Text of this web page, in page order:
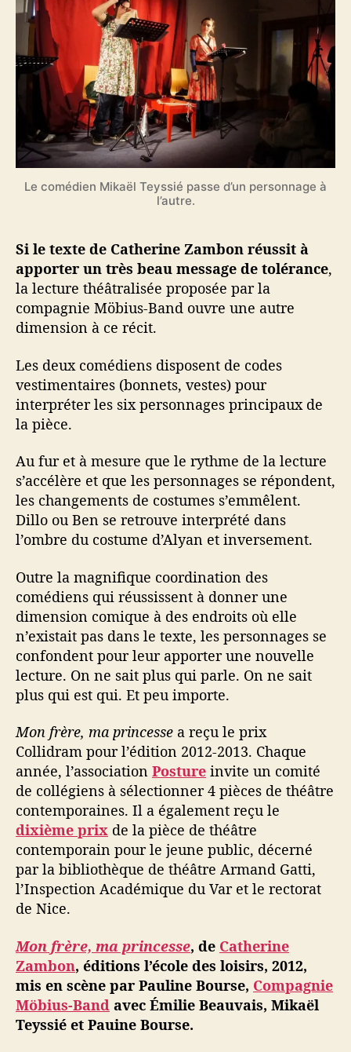
Le comédien Mikaël Teyssié passe d’un personnage à
l’autre.
Si le texte de Catherine Zambon réussit à
apporter un très beau message de tolérance,
la lecture théâtralisée proposée par la
compagnie Möbius-Band ouvre une autre
dimension à ce récit.
Les deux comédiens disposent de codes
vestimentaires (bonnets, vestes) pour
interpréter les six personnages principaux de
la pièce.
Au fur et à mesure que le rythme de la lecture
s’accélère et que les personnages se répondent,
les changements de costumes s’emmêlent.
Dillo ou Ben se retrouve interprété dans
l’ombre du costume d’Alyan et inversement.
Outre la magnifique coordination des
comédiens qui réussissent à donner une
dimension comique à des endroits où elle
n’existait pas dans le texte, les personnages se
confondent pour leur apporter une nouvelle
lecture. On ne sait plus qui parle. On ne sait
plus qui est qui. Et peu importe.
Mon frère, ma princesse a reçu le prix
Collidram pour l’édition 2012-2013. Chaque
année, l’association Posture invite un comité
de collégiens à sélectionner 4 pièces de théâtre
contemporaines. Il a également reçu le
dixième prix de la pièce de théâtre
contemporain pour le jeune public, décerné
par la bibliothèque de théâtre Armand Gatti,
l’Inspection Académique du Var et le rectorat
de Nice.
Mon frère, ma princesse, de Catherine
Zambon, éditions l’école des loisirs, 2012,
mis en scène par Pauline Bourse, Compagnie
Möbius-Band avec Émilie Beauvais, Mikaël
Teyssié et Pauine Bourse.